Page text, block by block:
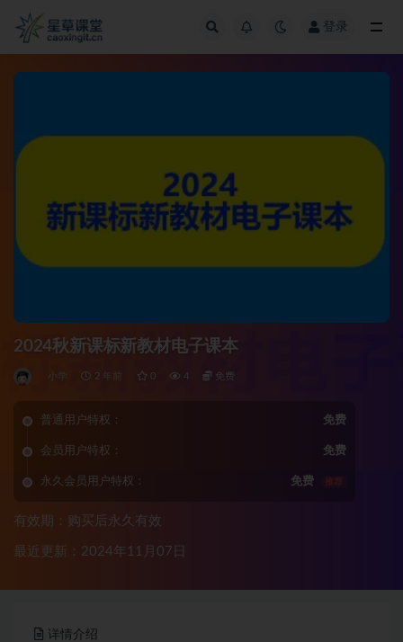
登录
2024秋新课标新教材电子课本
小学 2 年前 0 4 免费
普通用户特权： 免费
会员用户特权： 免费
永久会员用户特权： 免费 推荐
有效期：购买后永久有效
最近更新：2024年11月07日
详情介绍